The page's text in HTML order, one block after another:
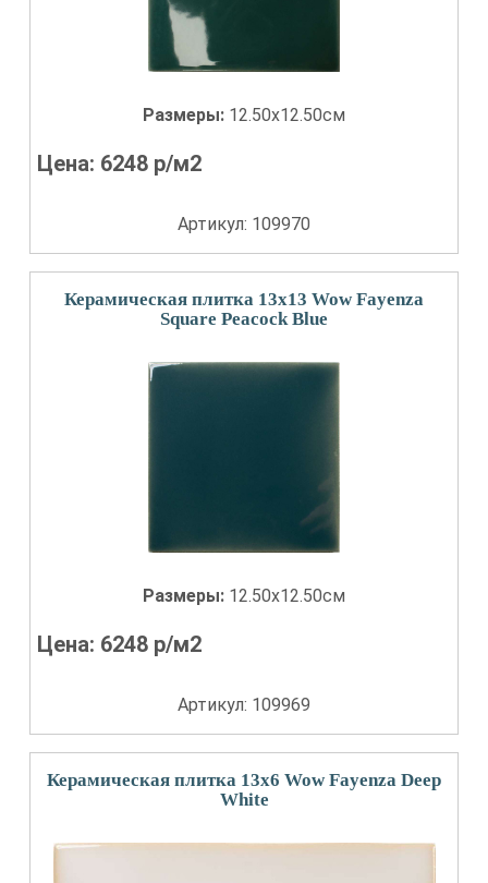
Размеры: 12.50x12.50см
Цена: 6248 р/м2
Артикул: 109970
Керамическая плитка 13x13 Wow Fayenza
Square Peacock Blue
Размеры: 12.50x12.50см
Цена: 6248 р/м2
Артикул: 109969
Керамическая плитка 13x6 Wow Fayenza Deep
White